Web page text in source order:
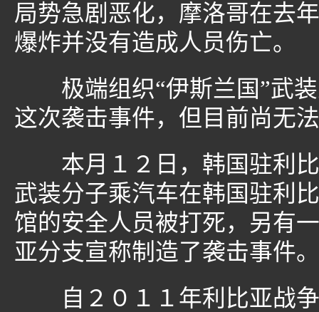
局势急剧恶化，摩洛哥在去
爆炸并没有造成人员伤亡。
极端组织“伊斯兰国”武装
这次袭击事件，但目前尚无
本月１２日，韩国驻利比
武装分子乘汽车在韩国驻利
馆的安全人员被打死，另有
亚分支宣称制造了袭击事件。
自２０１１年利比亚战争